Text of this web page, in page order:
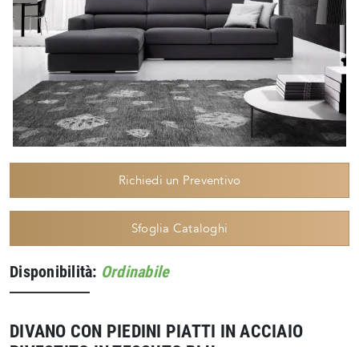
Richiedi un Preventivo
Sfoglia Cataloghi
Disponibilità: Ordinabile
DIVANO CON PIEDINI PIATTI IN ACCIAIO